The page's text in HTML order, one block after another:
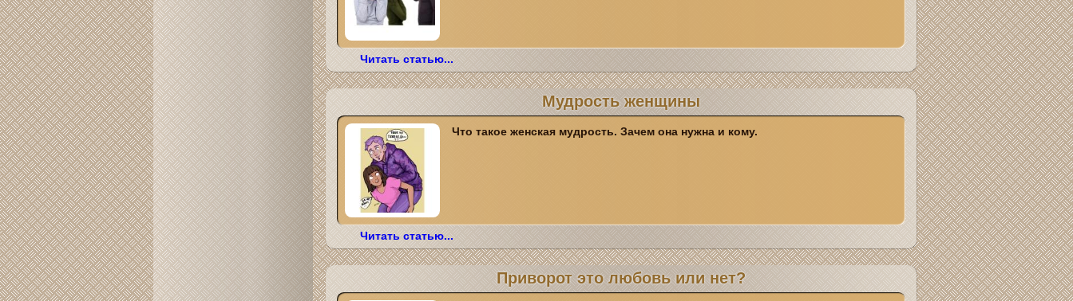
Читать статью...
Мудрость женщины
Что такое женская мудрость. Зачем она нужна и кому.
Читать статью...
Приворот это любовь или нет?